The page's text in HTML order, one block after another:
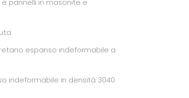
pannelli in masonite e
espanso indeformabile a
indeformabile in densità 3040